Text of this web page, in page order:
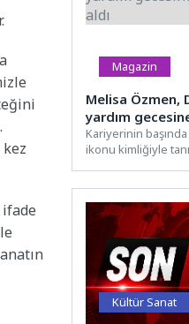
Magazin
Melisa Özmen,
yardım
Kariyerinin başında
ikonu kimliğiyle
Kültür Sanat